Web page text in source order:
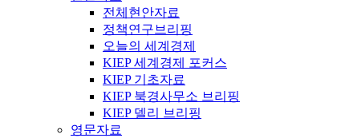
전체현안자료
정책연구브리핑
오늘의 세계경제
KIEP 세계경제 포커스
KIEP 기초자료
KIEP 북경사무소 브리핑
KIEP 델리 브리핑
영문자료